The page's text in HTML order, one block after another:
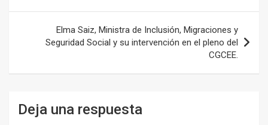
entradas
Elma Saiz, Ministra de Inclusión, Migraciones y
Seguridad Social y su intervención en el pleno del
CGCEE.
Deja una respuesta